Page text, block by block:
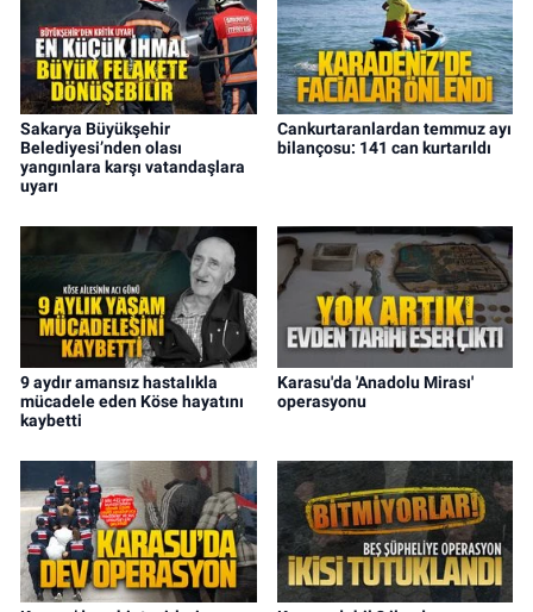
Sakarya Büyükşehir
Belediyesi’nden olası
yangınlara karşı vatandaşlara
uyarı
Cankurtaranlardan temmuz ayı
bilançosu: 141 can kurtarıldı
9 aydır amansız hastalıkla
mücadele eden Köse hayatını
kaybetti
Karasu'da 'Anadolu Mirası'
operasyonu